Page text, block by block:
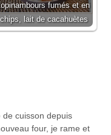
fumés et en
chips, lait de cacahuètes
cuisson depuis
four, je rame et